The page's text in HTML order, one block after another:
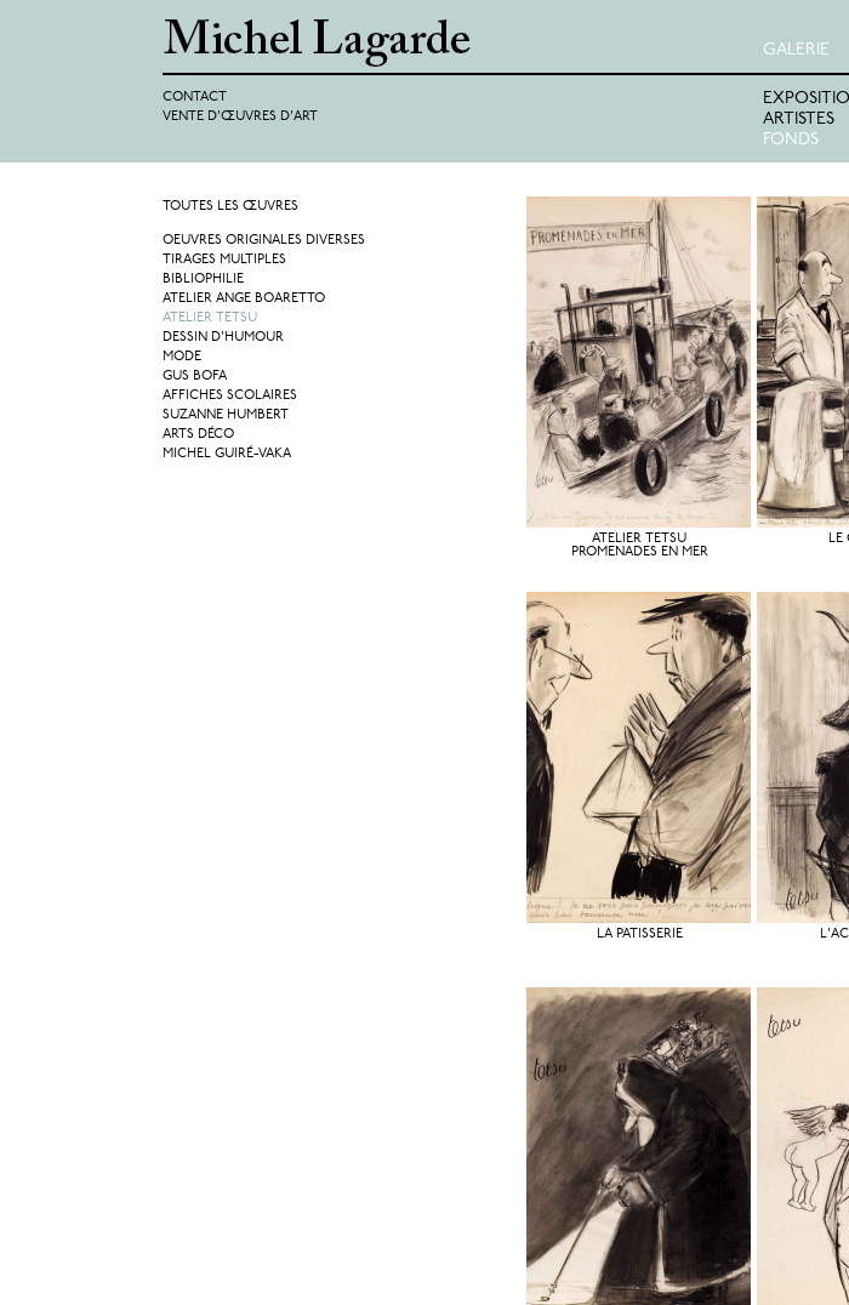
GALERIE
ARTISTES
FONDS
CONTACT
VENTE D'ŒUVRES D'ART
ATELIER TETSU
PROMENADES EN MER
LE
LA PATISSERIE
TOUTES LES ŒUVRES
OEUVRES ORIGINALES DIVERSES
TIRAGES MULTIPLES
BIBLIOPHILIE
ATELIER ANGE BOARETTO
ATELIER TETSU
DESSIN D'HUMOUR
MODE
GUS BOFA
AFFICHES SCOLAIRES
SUZANNE HUMBERT
ARTS DÉCO
MICHEL GUIRÉ-VAKA